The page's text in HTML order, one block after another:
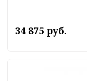
34 875 руб.